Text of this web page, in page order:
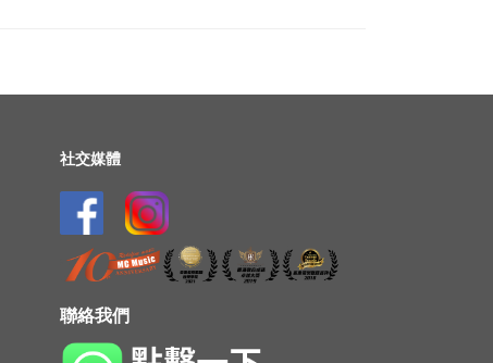
社交媒體
聯絡我們